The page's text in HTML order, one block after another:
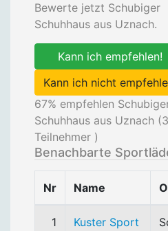
Bewerte jetzt Schubiger
Schuhhaus aus Uznach.
Kann ich empfehlen!
Kann ich nicht
67% empfehlen
Schuhhaus aus Uznach (3
Teilnehmer )
Benachbarte
Nr Name
1
Kuster Sport